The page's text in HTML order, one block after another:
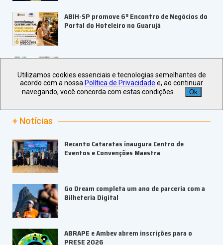
ABIH-SP promove 6º Encontro de Negócios do
Portal do Hoteleiro no Guarujá
LAMEC 2026 abre inscrições com keynote
internacional
+ Notícias
Recanto Cataratas inaugura Centro de
Eventos e Convenções Maestra
Go Dream completa um ano de parceria com a
Bilheteria Digital
ABRAPE e Ambev abrem inscrições para o
PRESE 2026
Utilizamos cookies essenciais e tecnologias semelhantes de
acordo com a nossa Política de Privacidade e, ao continuar
navegando, você concorda com estas condições.
Ok